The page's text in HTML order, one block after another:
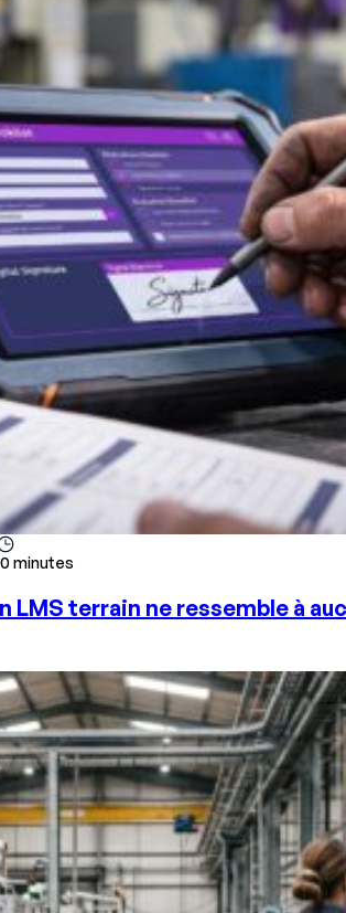
minutes
LMS terrain ne ressemble à